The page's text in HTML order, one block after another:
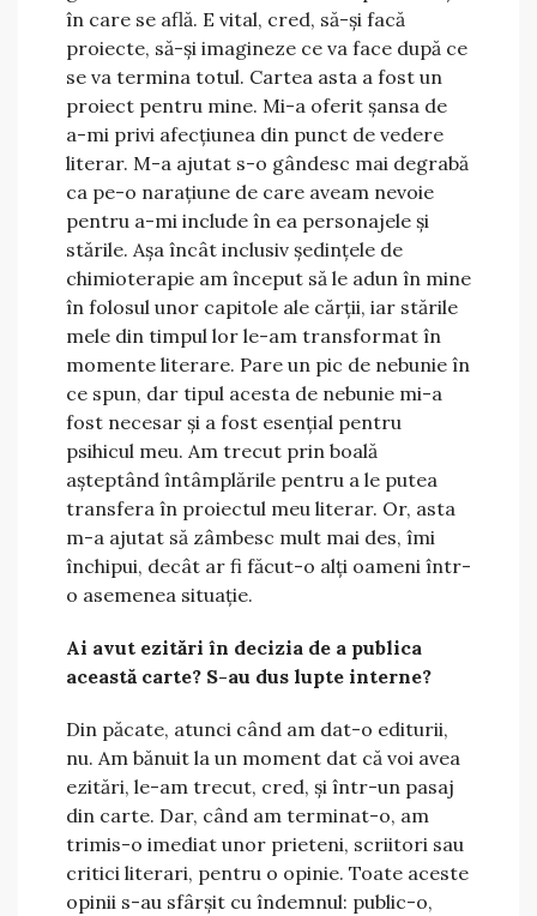
în care se află. E vital, cred, să-și facă
proiecte, să-și imagineze ce va face după ce
se va termina totul. Cartea asta a fost un
proiect pentru mine. Mi-a oferit șansa de
a-mi privi afecțiunea din punct de vedere
literar. M-a ajutat s-o gândesc mai degrabă
ca pe-o narațiune de care aveam nevoie
pentru a-mi include în ea personajele și
stările. Așa încât inclusiv ședințele de
chimioterapie am început să le adun în mine
în folosul unor capitole ale cărții, iar stările
mele din timpul lor le-am transformat în
momente literare. Pare un pic de nebunie în
ce spun, dar tipul acesta de nebunie mi-a
fost necesar și a fost esențial pentru
psihicul meu. Am trecut prin boală
așteptând întâmplările pentru a le putea
transfera în proiectul meu literar. Or, asta
m-a ajutat să zâmbesc mult mai des, îmi
închipui, decât ar fi făcut-o alți oameni într-
o asemenea situație.
Ai avut ezitări în decizia de a publica
această carte? S-au dus lupte interne?
Din păcate, atunci când am dat-o editurii,
nu. Am bănuit la un moment dat că voi avea
ezitări, le-am trecut, cred, și într-un pasaj
din carte. Dar, când am terminat-o, am
trimis-o imediat unor prieteni, scriitori sau
critici literari, pentru o opinie. Toate aceste
opinii s-au sfârșit cu îndemnul: public-o,